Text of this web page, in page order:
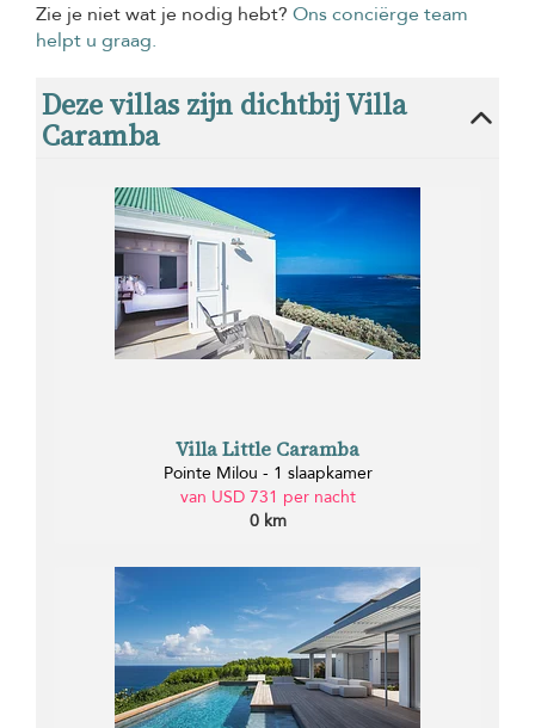
Zie je niet wat je nodig hebt? Ons conciërge team
helpt u graag.
Deze villas zijn dichtbij Villa
Caramba
Villa Little Caramba
Pointe Milou - 1 slaapkamer
van USD 731 per nacht
0 km